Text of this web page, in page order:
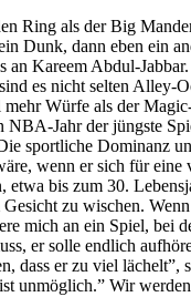
Ring als der Big
Dunk, dann eben ein
an Kareem Abdul-
es nicht selten
Würfe als der
NBA-Jahr der jüngste
sportliche Dominanz
wenn er sich für
etwa bis zum 30.
zu wischen.
mich an ein Spiel,
er solle endlich
dass er zu viel
unmöglich.” Wir